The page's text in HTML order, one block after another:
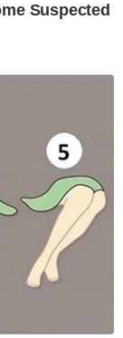
Suspected